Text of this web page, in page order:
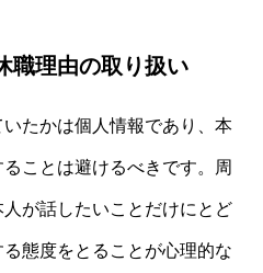
職理由の取り扱い
たかは個人情報であり、本
ことは避けるべきです。周
が話したいことだけにとど
態度をとることが心理的な